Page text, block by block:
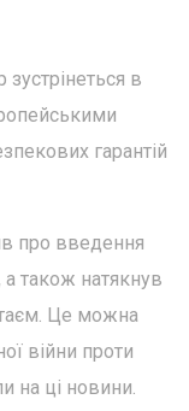
в
гарантій
про введення
а також натякнув
Це можна
війни проти
на ці новини.